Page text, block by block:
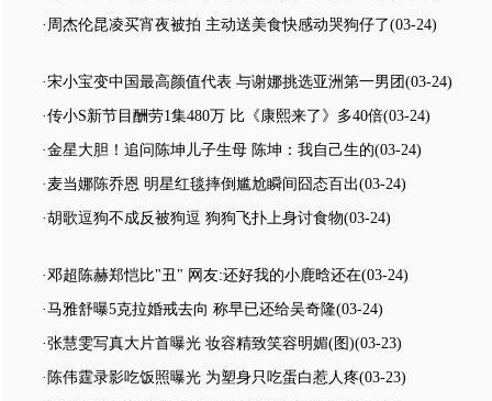
·周杰伦昆凌买宵夜被拍 主动送美食快感动哭狗仔了(03-24)
·宋小宝变中国最高颜值代表 与谢娜挑选亚洲第一男团 (03-24)
·传小S新节目酬劳1集480万 比《康熙来了》多40倍(03-24)
·金星大胆！追问陈坤儿子生母 陈坤：我自己生的(03-24)
·麦当娜陈乔恩 明星红毯摔倒尴尬瞬间囧态百出(03-24)
·胡歌逗狗不成反被狗逗 狗狗飞扑上身讨食物(03-24)
·邓超陈赫郑恺比"丑" 网友:还好我的小鹿晗还在(03-24)
·马雅舒曝5克拉婚戒去向 称早已还给吴奇隆(03-24)
·张慧雯写真大片首曝光 妆容精致笑容明媚(图)(03-23)
·陈伟霆录影吃饭照曝光 为塑身只吃蛋白惹人疼(03-23)